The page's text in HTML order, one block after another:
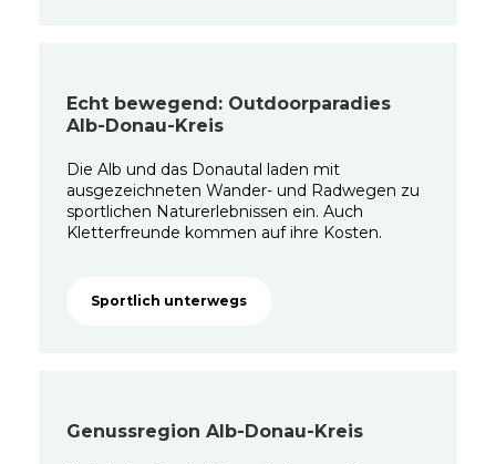
Echt bewegend: Outdoorparadies
Alb-Donau-Kreis
Die Alb und das Donautal laden mit
ausgezeichneten Wander- und Radwegen zu
sportlichen Naturerlebnissen ein. Auch
Kletterfreunde kommen auf ihre Kosten.
Sportlich unterwegs
Genussregion Alb-Donau-Kreis